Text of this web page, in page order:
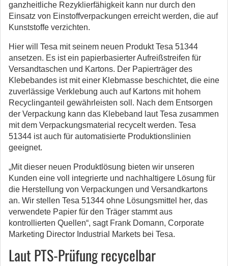
ganzheitliche Rezyklierfähigkeit kann nur durch den
Einsatz von Einstoffverpackungen erreicht werden, die auf
Kunststoffe verzichten.
Hier will Tesa mit seinem neuen Produkt Tesa 51344
ansetzen. Es ist ein papierbasierter Aufreißstreifen für
Versandtaschen und Kartons. Der Papierträger des
Klebebandes ist mit einer Klebmasse beschichtet, die eine
zuverlässige Verklebung auch auf Kartons mit hohem
Recyclinganteil gewährleisten soll. Nach dem Entsorgen
der Verpackung kann das Klebeband laut Tesa zusammen
mit dem Verpackungsmaterial recycelt werden. Tesa
51344 ist auch für automatisierte Produktionslinien
geeignet.
„Mit dieser neuen Produktlösung bieten wir unseren
Kunden eine voll integrierte und nachhaltigere Lösung für
die Herstellung von Verpackungen und Versandkartons
an. Wir stellen Tesa 51344 ohne Lösungsmittel her, das
verwendete Papier für den Träger stammt aus
kontrollierten Quellen“, sagt Frank Domann, Corporate
Marketing Director Industrial Markets bei Tesa.
Laut PTS-Prüfung recycelbar